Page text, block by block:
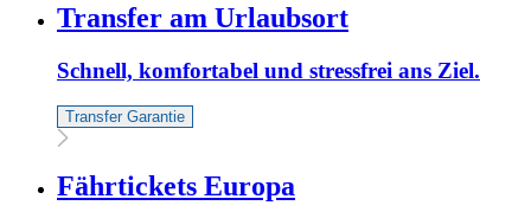
Transfer am Urlaubsort
Schnell, komfortabel und stressfrei ans Ziel.
Transfer Garantie
Fährtickets Europa